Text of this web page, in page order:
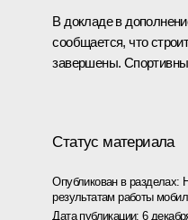
В докладе в
сообщается, что
завершены.
Статус материала
Опубликован в разделах:
результатам работы
Дата публикации:6